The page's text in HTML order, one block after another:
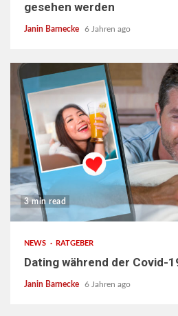
gesehen werden
Janin Barnecke 6 Jahren ago
3 min read
NEWS RATGEBER
Dating während der Covid-
Janin Barnecke 6 Jahren ago